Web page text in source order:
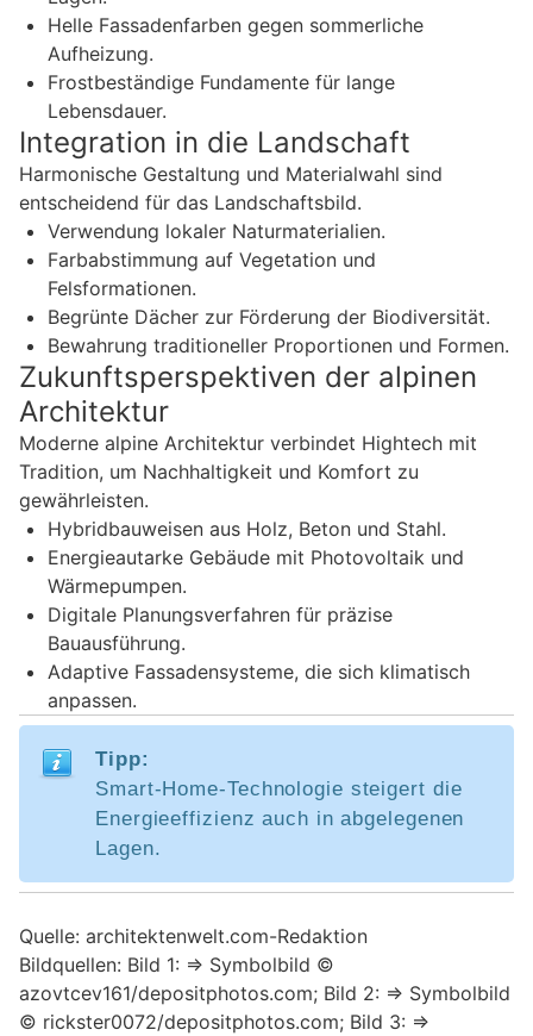
Helle Fassadenfarben gegen sommerliche
Aufheizung.
Frostbeständige Fundamente für lange
Lebensdauer.
Integration in die Landschaft
Harmonische Gestaltung und Materialwahl sind
entscheidend für das Landschaftsbild.
Verwendung lokaler Naturmaterialien.
Farbabstimmung auf Vegetation und
Felsformationen.
Begrünte Dächer zur Förderung der Biodiversität.
Bewahrung traditioneller Proportionen und Formen.
Zukunftsperspektiven der alpinen
Architektur
Moderne alpine Architektur verbindet Hightech mit
Tradition, um Nachhaltigkeit und Komfort zu
gewährleisten.
Hybridbauweisen aus Holz, Beton und Stahl.
Energieautarke Gebäude mit Photovoltaik und
Wärmepumpen.
Digitale Planungsverfahren für präzise
Bauausführung.
Adaptive Fassadensysteme, die sich klimatisch
anpassen.
Tipp:
Smart-Home-Technologie steigert die
Energieeffizienz auch in abgelegenen
Lagen.
Quelle: architektenwelt.com-Redaktion
Bildquellen: Bild 1: => Symbolbild ©
azovtcev161/depositphotos.com; Bild 2: => Symbolbild
© rickster0072/depositphotos.com; Bild 3: =>